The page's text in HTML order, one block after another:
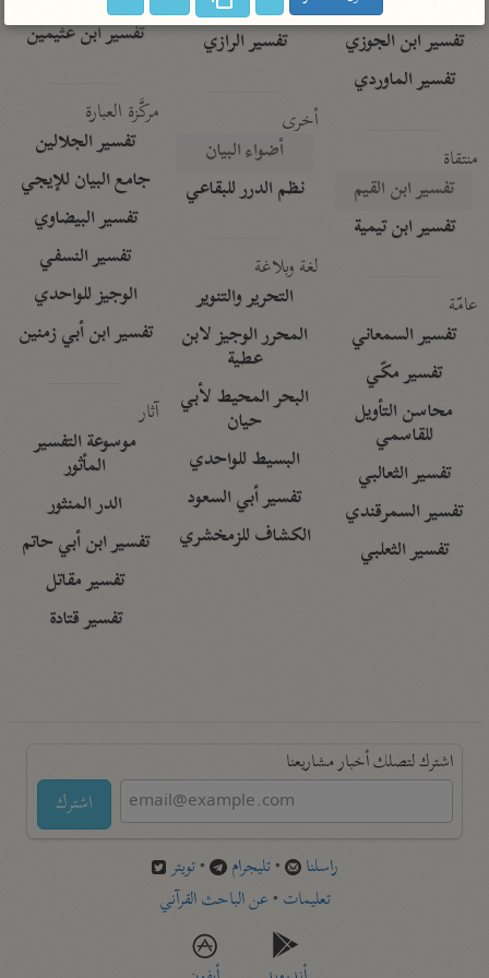
تفسير ابن الجوزي
تفسير الماوردي
منتقاة
تفسير ابن القيم
تفسير ابن تيمية
عامّة
تفسير السمعاني
تفسير مكّي
محاسن التأويل
للقاسمي
تفسير الثعالبي
تفسير السمرقندي
تفسير الثعلبي
تفسير الرازي
أخرى
أضواء البيان
نظم الدرر للبقاعي
لغة وبلاغة
التحرير والتنوير
المحرر الوجيز لابن
عطية
البحر المحيط لأبي
حيان
البسيط للواحدي
تفسير أبي السعود
الكشاف للزمخشري
تفسير ابن عثيمين
مركَّزة العبارة
تفسير الجلالين
جامع البيان للإيجي
تفسير البيضاوي
تفسير النسفي
الوجيز للواحدي
تفسير ابن أبي زمنين
آثار
موسوعة التفسير
المأثور
الدر المنثور
تفسير ابن أبي حاتم
تفسير مقاتل
تفسير قتادة
اشترك لتصلك أخبار مشاريعنا
اشترك
راسلنا •تليجرام •تويتر
تعليمات •عن الباحث القرآني